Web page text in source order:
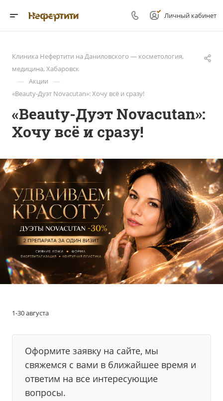
Личный кабинет
Клиника Нефертити на Даниловского — косметология,
медицина, Хабаровск
— Акции —
«Beauty-Дуэт Novacutan»: Хочу всё и сразу!
«Beauty-Дуэт Novacutan»:
Хочу всё и сразу!
1-30 августа
Оформите заявку на сайте, мы
свяжемся с вами в ближайшее время и
ответим на все интересующие
вопросы.